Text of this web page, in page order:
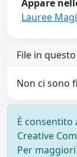
Appare
Lauree
File in
Non ci sono
È consentito
Creative
Per